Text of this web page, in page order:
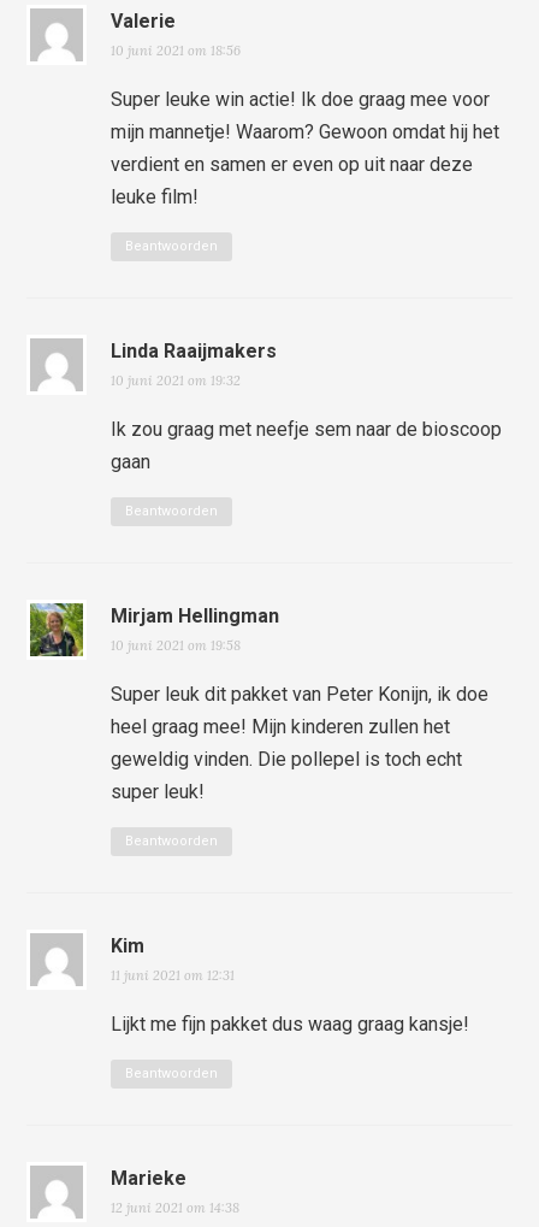
Valerie
10 juni 2021 om 18:56
Super leuke win actie! Ik doe graag mee voor
mijn mannetje! Waarom? Gewoon omdat hij het
verdient en samen er even op uit naar deze
leuke film!
Beantwoorden
Linda Raaijmakers
10 juni 2021 om 19:32
Ik zou graag met neefje sem naar de bioscoop
gaan
Beantwoorden
Mirjam Hellingman
10 juni 2021 om 19:58
Super leuk dit pakket van Peter Konijn, ik doe
heel graag mee! Mijn kinderen zullen het
geweldig vinden. Die pollepel is toch echt
super leuk!
Beantwoorden
Kim
11 juni 2021 om 12:31
Lijkt me fijn pakket dus waag graag kansje!
Beantwoorden
Marieke
12 juni 2021 om 14:38